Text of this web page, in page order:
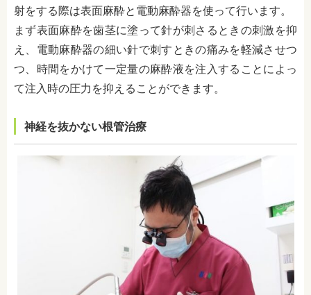
射をする際は表面麻酔と電動麻酔器を使って行います。
まず表面麻酔を歯茎に塗って針が刺さるときの刺激を抑
え、電動麻酔器の細い針で刺すときの痛みを軽減させつ
つ、時間をかけて一定量の麻酔液を注入することによっ
て注入時の圧力を抑えることができます。
神経を抜かない根管治療